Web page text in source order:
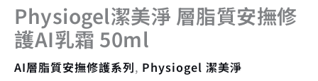
Physiogel潔美淨 層脂質安撫修
護AI乳霜 50ml
AI層脂質安撫修護系列, Physiogel 潔美淨